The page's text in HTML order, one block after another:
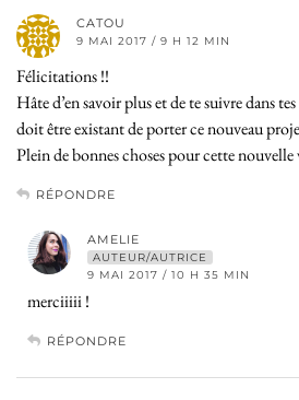
CATOU
9 MAI 2017 / 9 H 12 MIN
Félicitations !!
Hâte d’en savoir plus et de te suivre dans
doit être existant de porter ce nouveau
Plein de bonnes choses pour cette
RÉPONDRE
AMELIE
AUTEUR/AUTRICE
9 MAI 2017 / 10 H 35 MIN
merciiiii !
RÉPONDRE